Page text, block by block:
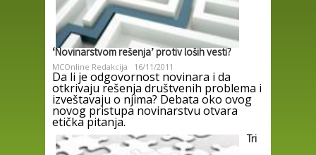
‘Novinarstvom rešenja’ protiv loših vesti?
MCOnline Redakcija 16/11/2011
Da li je odgovornost novinara i da
otkrivaju rešenja društvenih problema i
izveštavaju o njima? Debata oko ovog
novog pristupa novinarstvu otvara
etička pitanja.
Tri